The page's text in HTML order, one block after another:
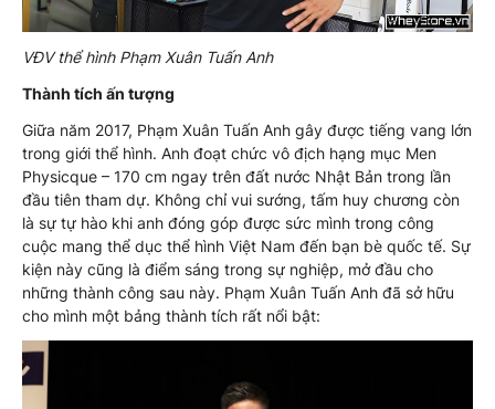
VĐV thể hình Phạm Xuân Tuấn Anh
Thành tích ấn tượng
Giữa năm 2017, Phạm Xuân Tuấn Anh gây được tiếng vang lớn
trong giới thể hình. Anh đoạt chức vô địch hạng mục Men
Physicque – 170 cm ngay trên đất nước Nhật Bản trong lần
đầu tiên tham dự. Không chỉ vui sướng, tấm huy chương còn
là sự tự hào khi anh đóng góp được sức mình trong công
cuộc mang thể dục thể hình Việt Nam đến bạn bè quốc tế. Sự
kiện này cũng là điểm sáng trong sự nghiệp, mở đầu cho
những thành công sau này. Phạm Xuân Tuấn Anh đã sở hữu
cho mình một bảng thành tích rất nổi bật: